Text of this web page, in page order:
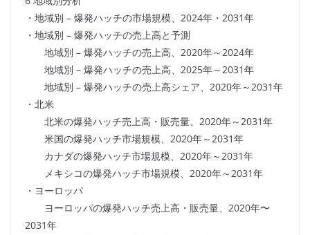
・地域別 – 爆発ハッチの市場規模、2024年・2031年
・地域別 – 爆発ハッチの売上高と予測
地域別 – 爆発ハッチの売上高、2020年～2024年
地域別 – 爆発ハッチの売上高、2025年～2031年
地域別 – 爆発ハッチの売上高シェア、2020年～2031年
・北米
北米の爆発ハッチ売上高・販売量、2020年～2031年
米国の爆発ハッチ市場規模、2020年～2031年
カナダの爆発ハッチ市場規模、2020年～2031年
メキシコの爆発ハッチ市場規模、2020年～2031年
・ヨーロッパ
ヨーロッパの爆発ハッチ売上高・販売量、2020年〜
2031年